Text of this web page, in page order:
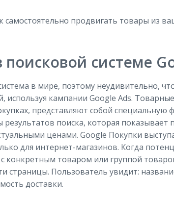
продвигать товары из
системе
в мире, поэтому неудивительно,
используя кампании Google Ads.
представляют собой специальную
поиска, которая показывает
ценами. Google Покупки
для интернет-магазинов. Когда
конкретным товаром или группой
страницы. Пользователь увидит:
доставки.